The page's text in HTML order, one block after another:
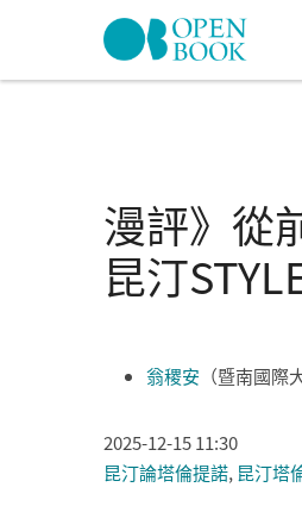
Skip to navigation
漫評》從
昆汀STYLE
翁稷安 （暨南國際
2025-12-15 11:30
昆汀論塔倫提諾, 昆汀塔